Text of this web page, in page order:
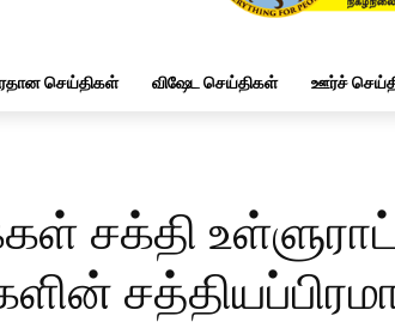
செய்திகள் விஷேட செய்திகள் ஊர்ச்
சக்தி